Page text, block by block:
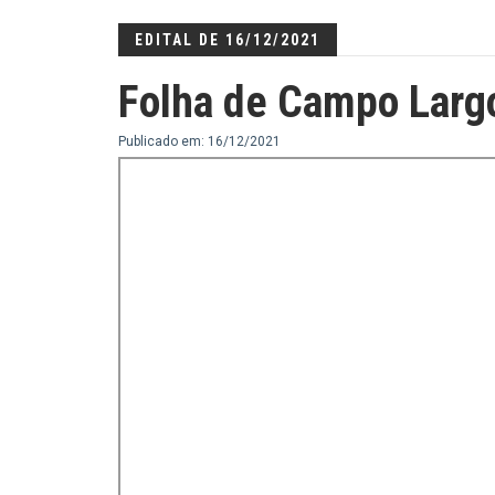
EDITAL DE 16/12/2021
Folha de Campo
Publicado em: 16/12/2021